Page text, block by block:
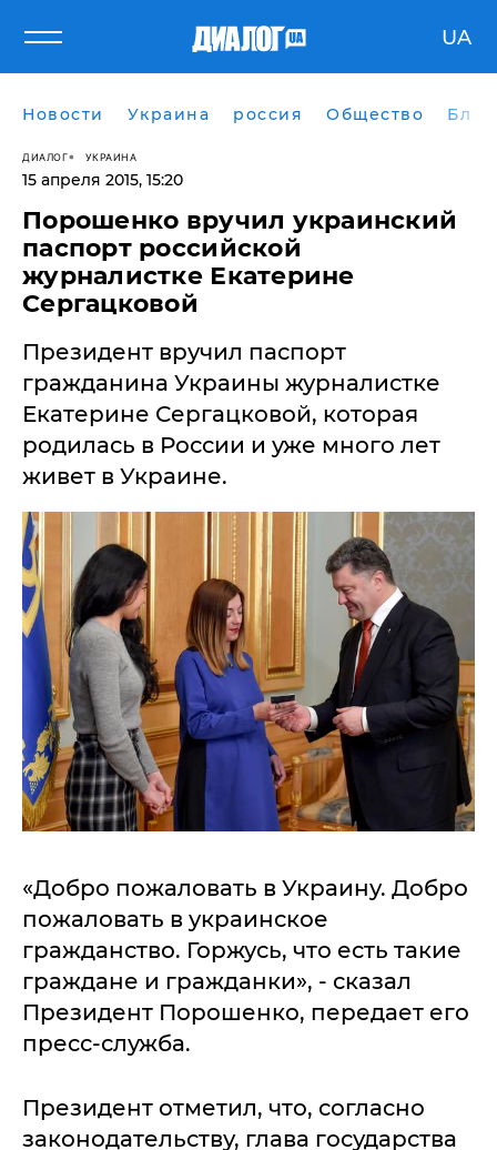
UA
Новости Украина россия Общество
ДИАЛОГ УКРАИНА
15 апреля 2015, 15:20
Порошенко вручил украинский
паспорт российской
журналистке Екатерине
Сергацковой
Президент вручил паспорт
гражданина Украины журналистке
Екатерине Сергацковой, которая
родилась в России и уже много лет
живет в Украине.
«Добро пожаловать в Украину. Добро
пожаловать в украинское
гражданство. Горжусь, что есть такие
граждане и гражданки», - сказал
Президент Порошенко, передает его
пресс-служба.
Президент отметил, что, согласно
законодательству, глава государства